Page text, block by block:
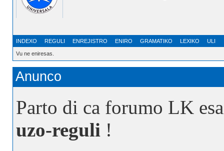
INDEXO REGULI ENREJISTRO ENIRO GRAMATIKO LEXIKO ULI
Vu ne eniresas.
Anunco
Parto di ca forumo LK
uzo-reguli !